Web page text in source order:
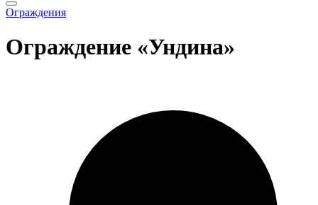
Ограждения
Ограждение «Ундина»